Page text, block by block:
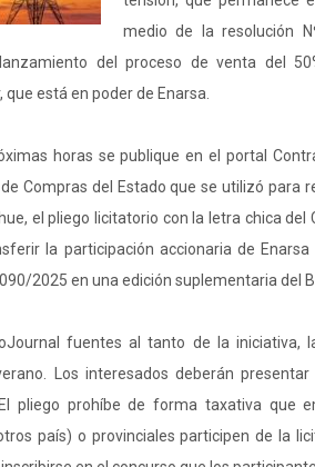
medio de la resolución
del proceso de venta del
está en poder de Enarsa.
horas se publique en el portal
Compras del Estado que se utilizó para
el pliego licitatorio con la letra chica del
la participación accionaria de
2025 en una edición suplementaria del
fuentes al tanto de la iniciativa,
Los interesados deberán
pliego prohíbe de forma taxativa que
país) o provinciales participen de la